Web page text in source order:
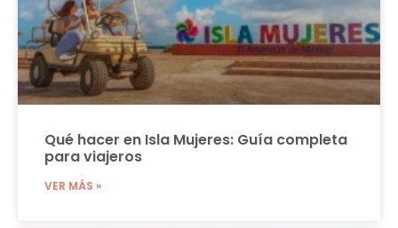
Qué hacer en Isla Mujeres: Guía completa
para viajeros
VER MÁS »